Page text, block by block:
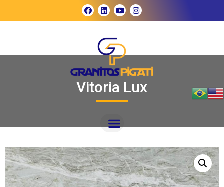
Vitoria Lux